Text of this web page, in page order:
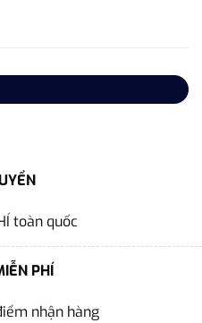
toàn quốc
PHÍ
nhận hàng